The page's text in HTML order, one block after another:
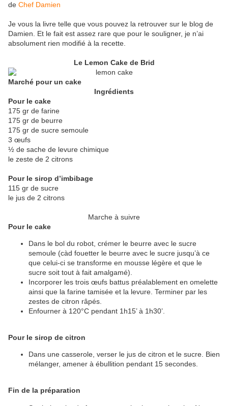
de Chef Damien
Je vous la livre telle que vous pouvez la retrouver sur le blog de
Damien. Et le fait est assez rare que pour le souligner, je n’ai
absolument rien modifié à la recette.
Le Lemon Cake de Brid
Marché pour un cake
Ingrédients
Pour le cake
175 gr de farine
175 gr de beurre
175 gr de sucre semoule
3 œufs
½ de sache de levure chimique
le zeste de 2 citrons
Pour le sirop d’imbibage
115 gr de sucre
le jus de 2 citrons
Marche à suivre
Pour le cake
Dans le bol du robot, crémer le beurre avec le sucre
semoule (càd fouetter le beurre avec le sucre jusqu’à ce
que celui-ci se transforme en mousse légère et que le
sucre soit tout à fait amalgamé).
Incorporer les trois œufs battus préalablement en omelette
ainsi que la farine tamisée et la levure. Terminer par les
zestes de citron râpés.
Enfourner à 120°C pendant 1h15’ à 1h30’.
Pour le sirop de citron
Dans une casserole, verser le jus de citron et le sucre. Bien
mélanger, amener à ébullition pendant 15 secondes.
Fin de la préparation